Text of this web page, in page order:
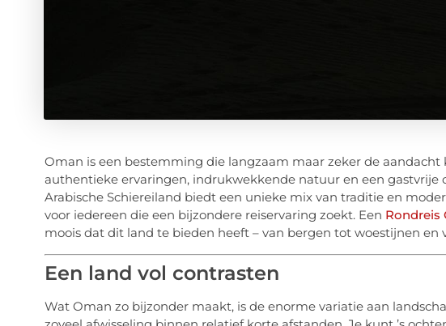
Oman is een bestemming die langzaam maar zeker de aandacht
authentieke ervaringen, indrukwekkende natuur en een
Arabische Schiereiland biedt een unieke mix van traditie en
voor iedereen die een bijzondere reiservaring zoekt. Een Rondreis
moois dat dit land te bieden heeft – van bergen tot woestijnen en
Een land vol contrasten
Wat Oman zo bijzonder maakt, is de enorme variatie aan